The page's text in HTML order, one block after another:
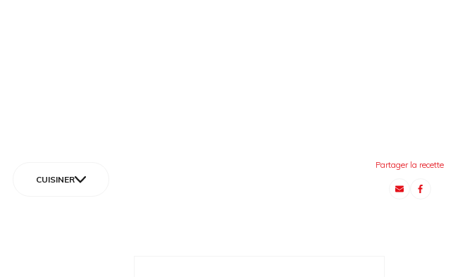
CUISINER
Partager la recette